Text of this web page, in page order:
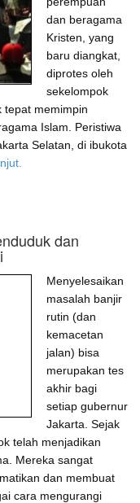
dan beragama
Kristen, yang
baru diangkat,
diprotes oleh
sekelompok
tepat memimpin
Islam. Peristiwa
Selatan, di ibukota
dan
Menyelesaikan
masalah banjir
rutin (dan
kemacetan
jalan) bisa
merupakan tes
akhir bagi
setiap gubernur
Jakarta. Sejak
telah menjadikan
Mereka sangat
dan membuat
cara mengurangi